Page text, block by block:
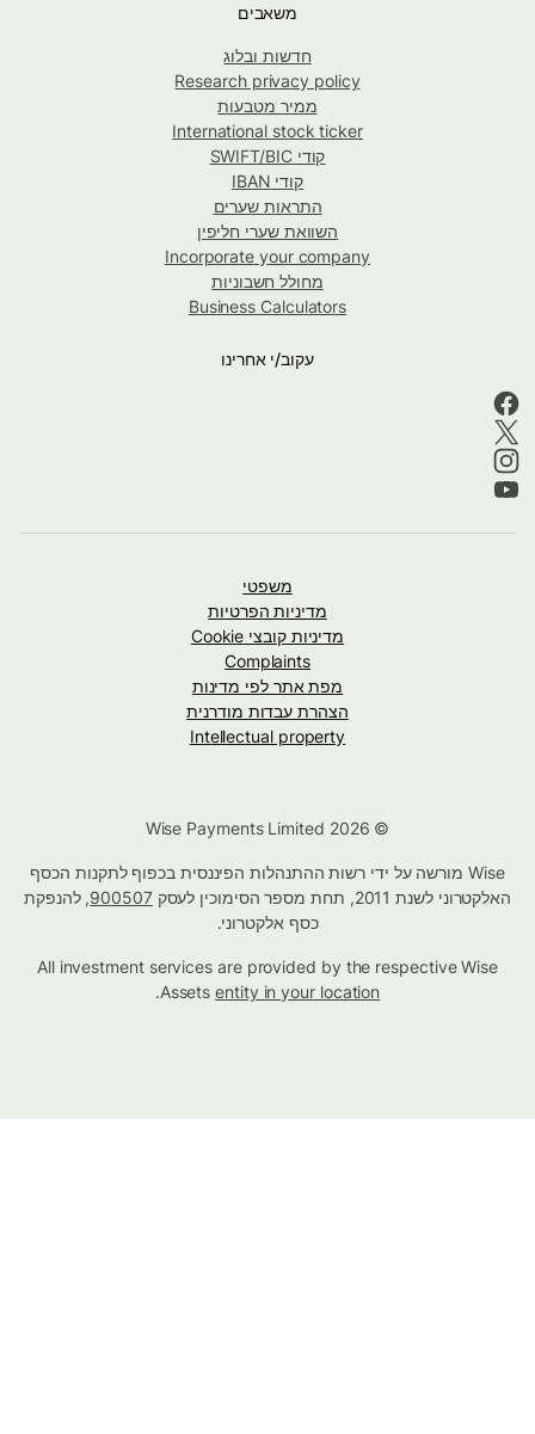
משאבים
חדשות ובלוג
Research privacy policy
ממיר מטבעות
International stock ticker
קודי SWIFT/BIC
קודי IBAN
התראות שערים
השוואת שערי חליפין
Incorporate your company
מחולל חשבוניות
Business Calculators
עקוב/י אחרינו
משפטי
מדיניות הפרטיות
מדיניות קובצי Cookie
Complaints
מפת אתר לפי מדינות
הצהרת עבדות מודרנית
Intellectual property
Wise מורשה על ידי רשות ההתנהלות הפיננסית בכפוף לתקנות הכסף
האלקטרוני לשנת 2011, תחת מספר הסימוכין לעסק
900507, להנפקת
כסף אלקטרוני.
All investment services are provided by the respective Wise
Assetsentity in your location
.